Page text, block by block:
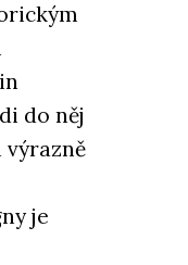
do něj
výrazně
je